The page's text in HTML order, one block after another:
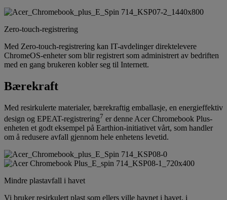
Zero-touch-registrering
Med Zero-touch-registrering kan IT-avdelinger direktelevere
ChromeOS-enheter som blir registrert som administrert av bedriften
med en gang brukeren kobler seg til Internett.
Bærekraft
Med resirkulerte materialer, bærekraftig emballasje, en energieffektiv
design og EPEAT-registrering7 er denne Acer Chromebook Plus-
enheten et godt eksempel på Earthion-initiativet vårt, som handler
om å redusere avfall gjennom hele enhetens levetid.
Mindre plastavfall i havet
Vi bruker resirkulert plast som ellers ville havnet i havet, i